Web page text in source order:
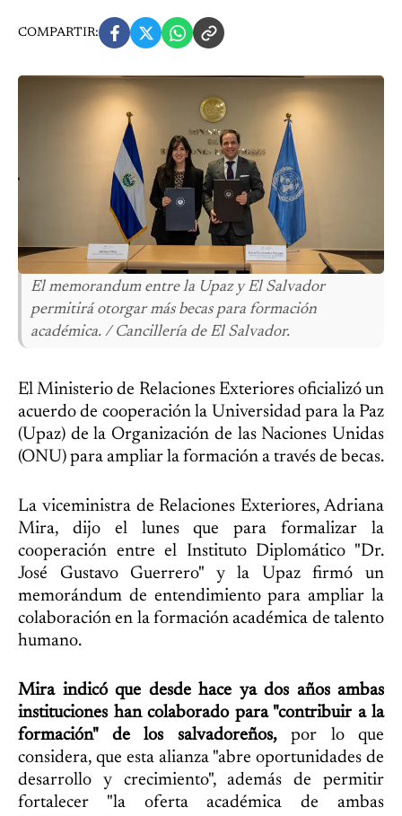
COMPARTIR:
El memorandum entre la Upaz y El Salvador
permitirá otorgar más becas para formación
académica. / Cancillería de El Salvador.
El Ministerio de Relaciones Exteriores oficializó un
acuerdo de cooperación la Universidad para la Paz
(Upaz) de la Organización de las Naciones Unidas
(ONU) para ampliar la formación a través de becas.
La viceministra de Relaciones Exteriores, Adriana
Mira, dijo el lunes que para formalizar la
cooperación entre el Instituto Diplomático "Dr.
José Gustavo Guerrero" y la Upaz firmó un
memorándum de entendimiento para ampliar la
colaboración en la formación académica de talento
humano.
Mira indicó que desde hace ya dos años ambas
instituciones han colaborado para "contribuir a la
formación" de los salvadoreños,por lo que
considera, que esta alianza "abre oportunidades de
desarrollo y crecimiento", además de permitir
fortalecer "la oferta académica de ambas